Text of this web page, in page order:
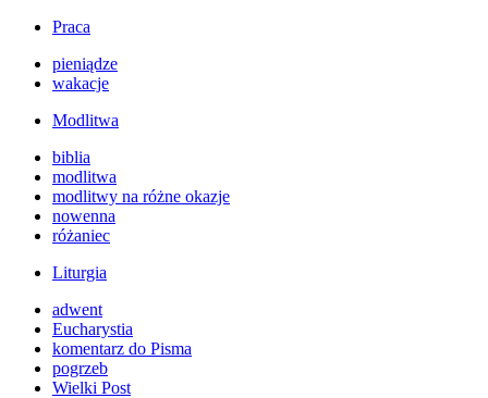
Praca
pieniądze
wakacje
Modlitwa
biblia
modlitwa
modlitwy na różne okazje
nowenna
różaniec
Liturgia
adwent
Eucharystia
komentarz do Pisma
pogrzeb
Wielki Post